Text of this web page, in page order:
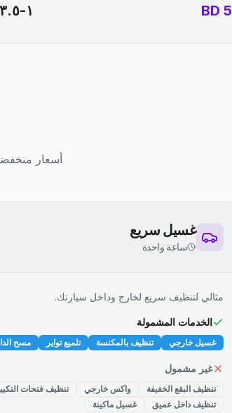
5
BD ١-٣.٥ ساعات
أسعار
غسيل سريع
ساعة واحدة
مثالي لتنظيف سريع لخارج وداخل سيارتك.
الخدمات المشمولة
غسيل خارجي تنظيف بالمكنسة تلميع تواير مسح
غير مشمول
تنظيف البقع الخفيفة واكس خارجي تنظيف فتحات
تنظيف داخل عميق
غسيل ماكينة